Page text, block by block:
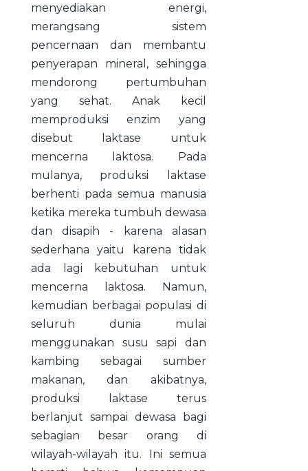
menyediakan energi,
merangsang sistem
pencernaan dan membantu
penyerapan mineral, sehingga
mendorong pertumbuhan
yang sehat. Anak kecil
memproduksi enzim yang
disebut laktase untuk
mencerna laktosa. Pada
mulanya, produksi laktase
berhenti pada semua manusia
ketika mereka tumbuh dewasa
dan disapih - karena alasan
sederhana yaitu karena tidak
ada lagi kebutuhan untuk
mencerna laktosa. Namun,
kemudian berbagai populasi di
seluruh dunia mulai
menggunakan susu sapi dan
kambing sebagai sumber
makanan, dan akibatnya,
produksi laktase terus
berlanjut sampai dewasa bagi
sebagian besar orang di
wilayah-wilayah itu. Ini semua